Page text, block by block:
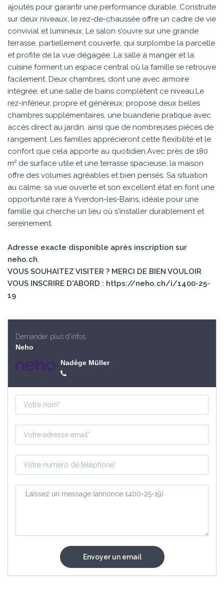
ajoutés pour garantir une performance durable. Construite
sur deux niveaux, le rez-de-chaussée offre un cadre de vie
convivial et lumineux. Le salon s'ouvre sur une grande
terrasse, partiellement couverte, qui surplombe la parcelle
et profite de la vue dégagée. La salle à manger et la
cuisine forment un espace central où la famille se retrouve
facilement. Deux chambres, dont une avec armoire
intégrée, et une salle de bains complètent ce niveau.Le
rez-inférieur, propre et généreux, propose deux belles
chambres supplémentaires, une buanderie pratique avec
accès direct au jardin, ainsi que de nombreuses pièces de
rangement. Les familles apprécieront cette flexibilité et le
confort que cela apporte au quotidien.Avec près de 180
m² de surface utile et une terrasse spacieuse, la maison
offre des volumes agréables et bien pensés. Sa situation
au calme, sa vue ouverte et son excellent état en font une
opportunité rare à Yverdon-les-Bains, idéale pour une
famille qui cherche un lieu où s'installer durablement et
sereinement.
Adresse exacte disponible après inscription sur
neho.ch.
VOUS SOUHAITEZ VISITER ? MERCI DE BIEN VOULOIR
VOUS INSCRIRE D'ABORD : https://neho.ch/i/1400-25-
19
Demander plus d'infos
Neho
Nadège Müller